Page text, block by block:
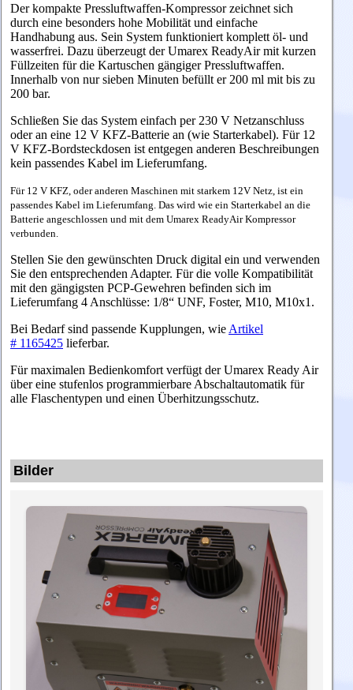
Der kompakte Pressluftwaffen-Kompressor zeichnet sich
durch eine besonders hohe Mobilität und einfache
Handhabung aus. Sein System funktioniert komplett öl- und
wasserfrei. Dazu überzeugt der Umarex ReadyAir mit kurzen
Füllzeiten für die Kartuschen gängiger Pressluftwaffen.
Innerhalb von nur sieben Minuten befüllt er 200 ml mit bis zu
200 bar.
Schließen Sie das System einfach per 230 V Netzanschluss
oder an eine 12 V KFZ-Batterie an (wie Starterkabel). Für 12
V KFZ-Bordsteckdosen ist entgegen anderen Beschreibungen
kein passendes Kabel im Lieferumfang.
Für 12 V KFZ, oder anderen Maschinen mit starkem 12V Netz, ist ein
passendes Kabel im Lieferumfang. Das wird wie ein Starterkabel an die
Batterie angeschlossen und mit dem Umarex ReadyAir Kompressor
verbunden.
Stellen Sie den gewünschten Druck digital ein und verwenden
Sie den entsprechenden Adapter. Für die volle Kompatibilität
mit den gängigsten PCP-Gewehren befinden sich im
Lieferumfang 4 Anschlüsse: 1/8“ UNF, Foster, M10, M10x1.
Bei Bedarf sind passende Kupplungen, wie Artikel
# 1165425 lieferbar.
Für maximalen Bedienkomfort verfügt der Umarex Ready Air
über eine stufenlos programmierbare Abschaltautomatik für
alle Flaschentypen und einen Überhitzungsschutz.
Bilder